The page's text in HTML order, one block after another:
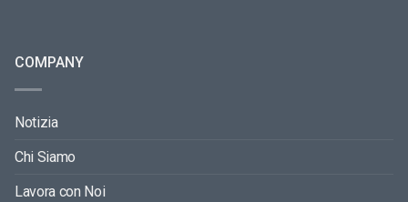
COMPANY
Notizia
Chi Siamo
Lavora con Noi